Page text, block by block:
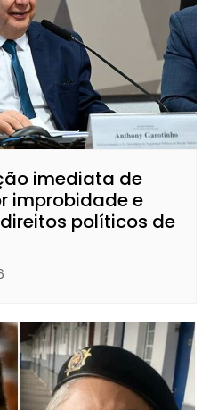
imediata de
improbidade e
políticos de